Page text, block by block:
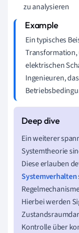
zu analysieren
Ein typisches
Transformation,
elektrischen
Ingenieuren,
Ein weiterer
Systemtheorie
Diese erlauben
Systemverhalten
Hierbei werden
Kontrolle über